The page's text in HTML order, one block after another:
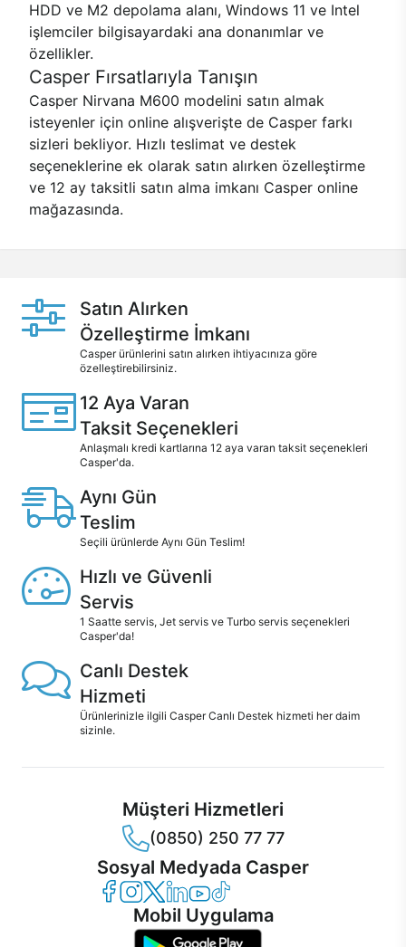
HDD ve M2 depolama alanı, Windows 11 ve Intel
işlemciler bilgisayardaki ana donanımlar ve
özellikler.
Casper Fırsatlarıyla Tanışın
Casper Nirvana M600 modelini satın almak
isteyenler için online alışverişte de Casper farkı
sizleri bekliyor. Hızlı teslimat ve destek
seçeneklerine ek olarak satın alırken özelleştirme
ve 12 ay taksitli satın alma imkanı Casper online
mağazasında.
Satın Alırken
Özelleştirme İmkanı
Casper ürünlerini satın alırken ihtiyacınıza göre
özelleştirebilirsiniz.
12 Aya Varan
Taksit Seçenekleri
Anlaşmalı kredi kartlarına 12 aya varan taksit seçenekleri
Casper'da.
Aynı Gün
Teslim
Seçili ürünlerde Aynı Gün Teslim!
Hızlı ve Güvenli
Servis
1 Saatte servis, Jet servis ve Turbo servis seçenekleri
Casper'da!
Canlı Destek
Hizmeti
Ürünlerinizle ilgili Casper Canlı Destek hizmeti her daim
sizinle.
Müşteri Hizmetleri
(0850) 250 77 77
Sosyal Medyada Casper
Casper Facebook
Casper Instagram
Casper Twitter
Casper LinkedIn
Casper YouTube
Casper TikTok
Mobil Uygulama